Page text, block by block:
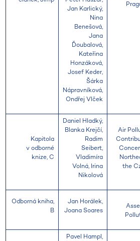
Jan Karlický,
Nina
Benešová,
Jana
Ďoubalová,
Kateřina
Honzáková,
Josef Keder,
Šárka
Nápravníková,
Ondřej Vlček
Kapitola
v odborné
knize, C
Daniel Hladký,
Blanka Krejčí,
Radim
Seibert,
Vladimíra
Volná, Irina
Nikolová
Air
the
Odborná kniha,
B
Jan Horálek,
Joana Soares
Pavel Hampl,